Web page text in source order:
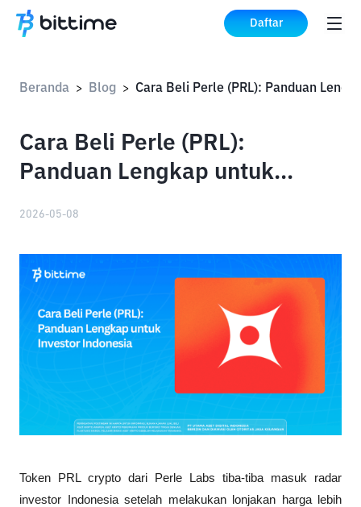
Daftar
Beranda > Blog >
Cara Beli Perle (PRL):
Panduan Lengkap untuk
2026-05-08
Token PRL crypto dari Perle Labs tiba-tiba masuk radar
investor Indonesia setelah melakukan lonjakan harga lebih